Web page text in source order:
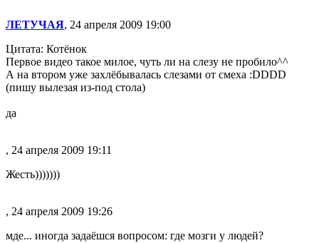
ЛЕТУЧАЯ, 24 апреля 2009 19:00
Цитата: Котёнок
Первое видео такое милое, чуть ли на слезу не пробило^^
А на втором уже захлёбывалась слезами от смеха :DDDD
(пишу вылезая из-под стола)
да
, 24 апреля 2009 19:11
Жесть)))))))
, 24 апреля 2009 19:26
мде... иногда задаёшся вопросом: где мозги у людей?